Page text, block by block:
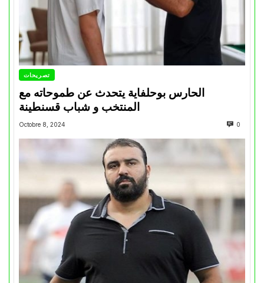
تصريحات
الحارس بوحلفاية يتحدث عن طموحاته مع
المنتخب و شباب قسنطينة
Octobre 8, 2024 0